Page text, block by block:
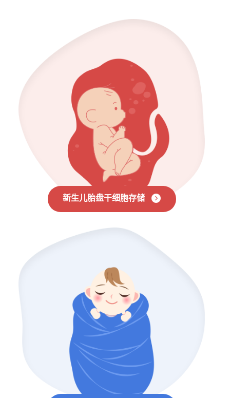
新生儿胎盘干细胞存储